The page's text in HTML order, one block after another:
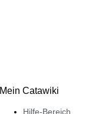
Mein Catawiki
Hilfe-Bereich